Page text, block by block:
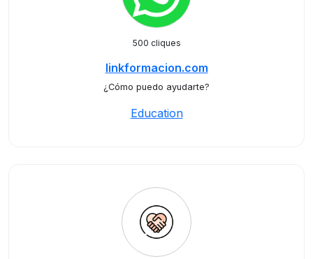
500 cliques
linkformacion.com
¿Cómo puedo ayudarte?
Education